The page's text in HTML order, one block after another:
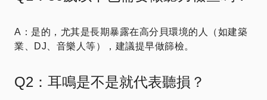
A：是的，尤其是長期暴露在高分貝環境的人（如建築
業、DJ、音樂人等），建議提早做篩檢。
Q2：耳鳴是不是就代表聽損？